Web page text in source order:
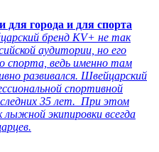
для города и для спорта
бренд KV+ не так
аудитории, но его
спорта, ведь именно там
развивался. Швейцарский
спортивной
35 лет. При этом
экипировки всегда